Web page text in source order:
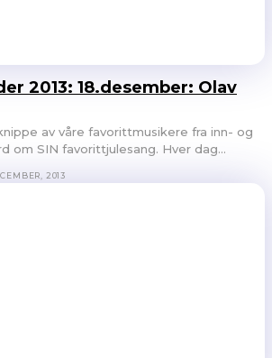
2013: 18.desember: Olav
av våre favorittmusikere fra inn- og
om SIN favorittjulesang. Hver dag...
2013